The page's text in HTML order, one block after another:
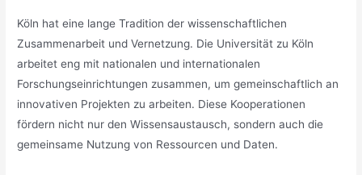
Köln hat eine lange Tradition der wissenschaftlichen
Zusammenarbeit und Vernetzung. Die Universität zu Köln
arbeitet eng mit nationalen und internationalen
Forschungseinrichtungen zusammen, um gemeinschaftlich an
innovativen Projekten zu arbeiten. Diese Kooperationen
fördern nicht nur den Wissensaustausch, sondern auch die
gemeinsame Nutzung von Ressourcen und Daten.